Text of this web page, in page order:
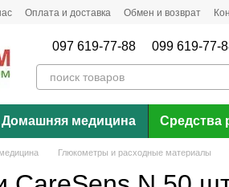
Оплата и доставка Обмен и возврат
097 619-77-88 099 619-77-
Домашняя медицина Средства
Глюкометры и расходные материалы